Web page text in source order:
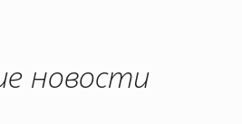
новости